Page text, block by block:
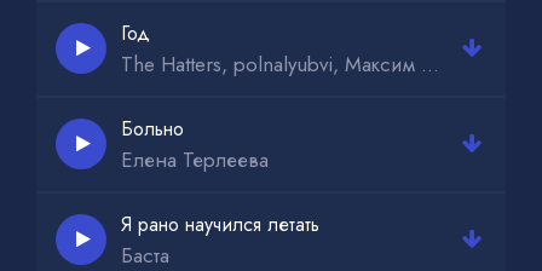
Год
The Hatters, polnalyubvi, Максим Свобода, TRITIA
Больно
Елена Терлеева
Я рано научился летать
Баста